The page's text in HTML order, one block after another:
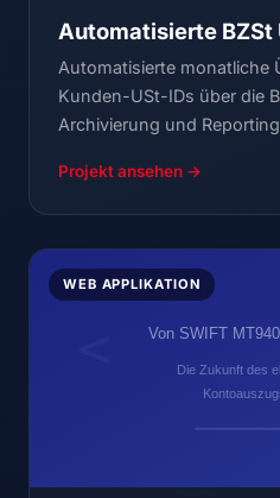
Automatisierte BZSt
Automatisierte monatliche
Kunden-USt-IDs über die
Archivierung und
Projekt ansehen →
WEB APPLIKATION